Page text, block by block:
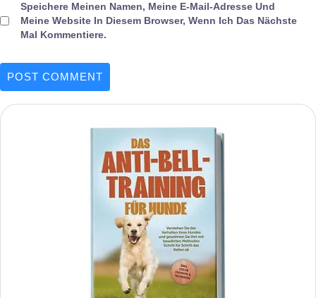
Speichere Meinen Namen, Meine E-Mail-Adresse Und
Meine Website In Diesem Browser, Wenn Ich Das Nächste
Mal Kommentiere.